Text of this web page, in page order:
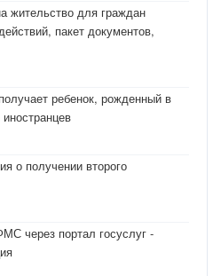
жительство для граждан
пакет документов,
ребенок, рожденный в
о получении второго
через портал госуслуг -